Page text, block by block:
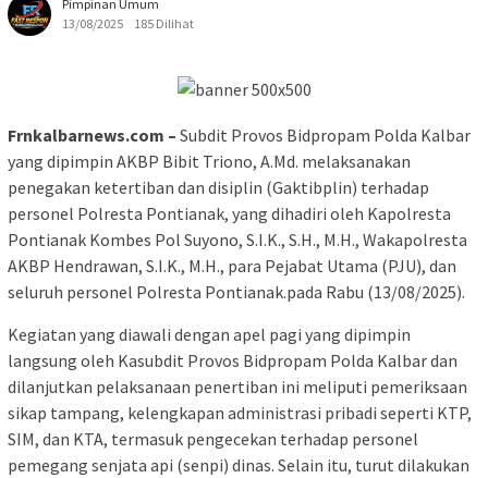
Pimpinan Umum
13/08/2025
185 Dilihat
Frnkalbarnews.com – Subdit Provos Bidpropam Polda Kalbar
yang dipimpin AKBP Bibit Triono, A.Md. melaksanakan
penegakan ketertiban dan disiplin (Gaktibplin) terhadap
personel Polresta Pontianak, yang dihadiri oleh Kapolresta
Pontianak Kombes Pol Suyono, S.I.K., S.H., M.H., Wakapolresta
AKBP Hendrawan, S.I.K., M.H., para Pejabat Utama (PJU), dan
seluruh personel Polresta Pontianak.pada Rabu (13/08/2025).
Kegiatan yang diawali dengan apel pagi yang dipimpin
langsung oleh Kasubdit Provos Bidpropam Polda Kalbar dan
dilanjutkan pelaksanaan penertiban ini meliputi pemeriksaan
sikap tampang, kelengkapan administrasi pribadi seperti KTP,
SIM, dan KTA, termasuk pengecekan terhadap personel
pemegang senjata api (senpi) dinas. Selain itu, turut dilakukan